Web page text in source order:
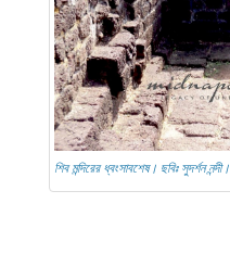
শিব মন্দিরের ধ্বংসাবশেষ। ছবিঃ সুদর্শন নন্দী।